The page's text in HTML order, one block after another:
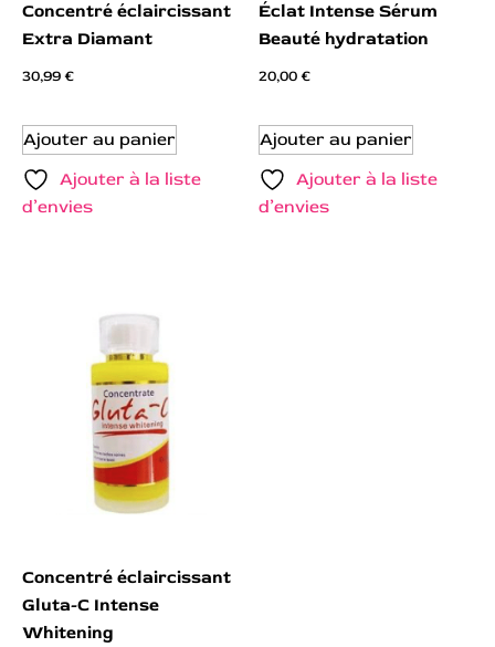
Concentré éclaircissant
Extra Diamant
30,99€
Ajouter au panier
Ajouter à la liste
d’envies
Éclat Intense Sérum
Beauté hydratation
20,00€
Ajouter au panier
Ajouter à la liste
d’envies
Concentré éclaircissant
Gluta-C Intense
Whitening